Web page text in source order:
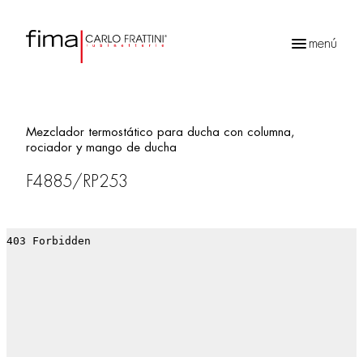
menú
Mezclador termostático para ducha con columna,
rociador y mango de ducha
F4885/RP253